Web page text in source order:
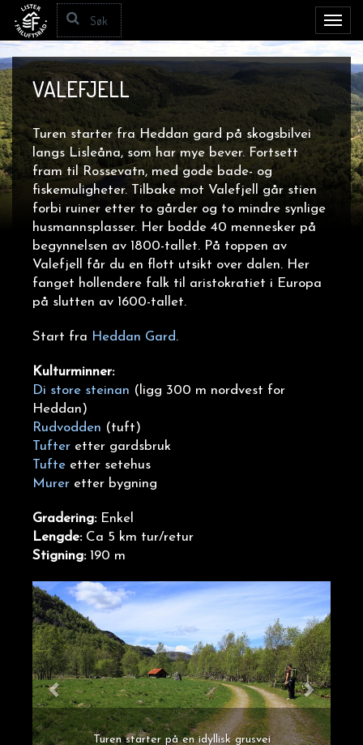
VALEFJELL
Turen starter fra Heddan gard på skogsbilvei
langs Lisleåna, som har mye bever. Fortsett
fram til Rossevatn, med gode bade- og
fiskemuligheter. Tilbake mot Valefjell går stien
forbi ruiner etter to gårder og to mindre synlige
husmannsplasser. Her bodde 40 mennesker på
begynnelsen av 1800-tallet. På toppen av
Valefjell får du en flott utsikt over dalen. Her
fanget hollendere falk til aristokratiet i Europa
på slutten av 1600-tallet.
Start fra Heddan Gard.
Kulturminner:
Di store steinan (ligg 300 m nordvest for
Heddan)
Rudvodden (tuft)
Tufter etter gardsbruk
Tufte etter setehus
Murer etter bygning
Gradering:Enkel
Lengde:Ca 5 km tur/retur
Stigning:190 m
Turen starter på en idyllisk grusvei